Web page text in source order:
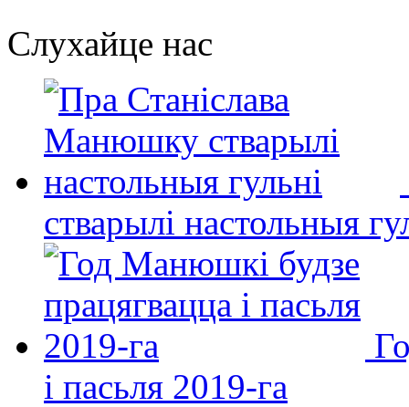
Слухайце нас
стварылі настольныя
і пасьля 2019-га